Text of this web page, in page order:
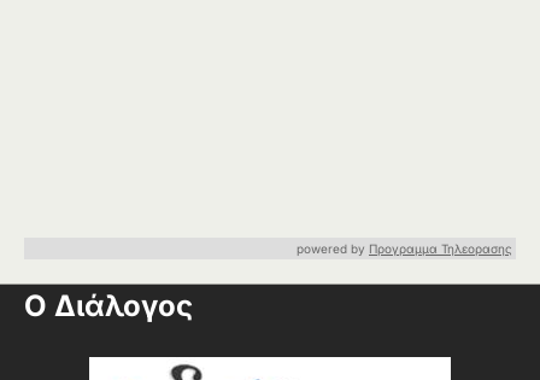
powered by Προγραμμα Τηλεορασης
Ο Διάλογος